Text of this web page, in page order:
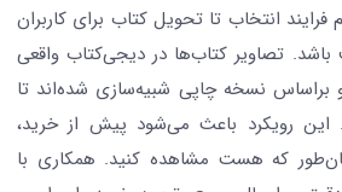
فرایند انتخاب تا تحویل کتاب برای کاربران
باشد. تصاویر کتاب‌ها در دیجی‌کتاب واقعی
و براساس نسخه چاپی شبیه‌سازی شده‌اند تا
این رویکرد باعث می‌شود پیش از خرید،
که هست مشاهده کنید. همکاری با